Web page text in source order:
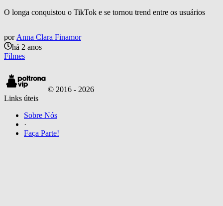
O longa conquistou o TikTok e se tornou trend entre os usuários
por Anna Clara Finamor
há 2 anos
Filmes
© 2016 - 2026
Links úteis
Sobre Nós
·
Faça Parte!